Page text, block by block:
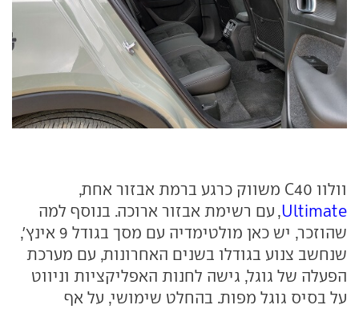
וולוו C40 משווק כרגע ברמת אבזור אחת,
Ultimate, עם רשימת אבזור ארוכה. בנוסף למה
שהוזכר, יש כאן מולטימדיה עם מסך בגודל 9 אינץ',
שנחשב צנוע בגודלו בשנים האחרונות, עם מערכת
הפעלה של גוגל, גישה לחנות האפליקציות וניווט
על בסיס גוגל מפות. בהחלט שימושי, על אף